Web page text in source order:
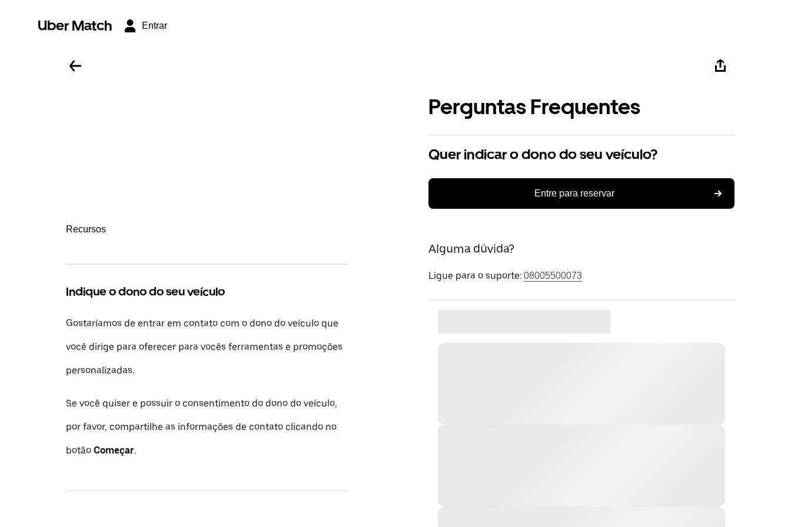
Uber Match Entrar
Recursos
Indique o dono do seu veículo
Gostaríamos de entrar em contato com o dono do veículo que
você dirige para oferecer para vocês ferramentas e promoções
personalizadas.
Se você quiser e possuir o consentimento do dono do veículo,
por favor, compartilhe as informações de contato clicando no
botão Começar.
Perguntas Frequentes
Quer indicar o dono do seu veículo?
Entre para reservar
Alguma dúvida?
Ligue para o suporte: 08005500073